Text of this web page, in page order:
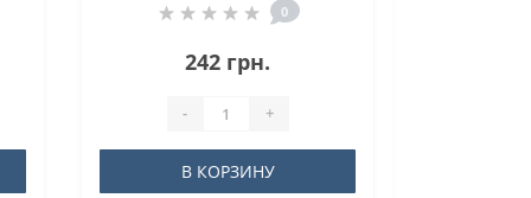
0
242 грн.
- +
В КОРЗИНУ